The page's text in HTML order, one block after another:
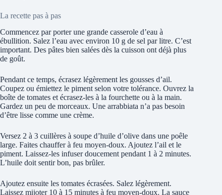
La recette pas à pas
Commencez par porter une grande casserole d’eau à
ébullition. Salez l’eau avec environ 10 g de sel par litre. C’est
important. Des pâtes bien salées dès la cuisson ont déjà plus
de goût.
Pendant ce temps, écrasez légèrement les gousses d’ail.
Coupez ou émiettez le piment selon votre tolérance. Ouvrez la
boîte de tomates et écrasez-les à la fourchette ou à la main.
Gardez un peu de morceaux. Une arrabbiata n’a pas besoin
d’être lisse comme une crème.
Versez 2 à 3 cuillères à soupe d’huile d’olive dans une poêle
large. Faites chauffer à feu moyen-doux. Ajoutez l’ail et le
piment. Laissez-les infuser doucement pendant 1 à 2 minutes.
L’huile doit sentir bon, pas brûler.
Ajoutez ensuite les tomates écrasées. Salez légèrement.
Laissez mijoter 10 à 15 minutes à feu moyen-doux. La sauce